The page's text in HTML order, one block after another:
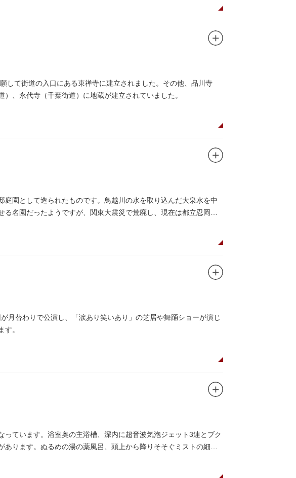
して街道の入口にある東禅寺に建立されました。その他、品川寺
、永代寺（千葉街道）に地蔵が建立されていました。
園として造られたものです。鳥越川の水を取り込んだ大泉水を中
名園だったようですが、関東大震災で荒廃し、現在は都立忍岡高
月替わりで公演し、「涙あり笑いあり」の芝居や舞踊ショーが演じ
。
ています。浴室奥の主浴槽、深内に超音波気泡ジェット3連とブク
ります。ぬるめの湯の薬風呂、頭上から降りそそぐミストの細か